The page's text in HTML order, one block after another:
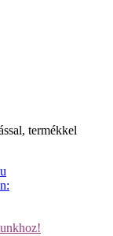
termékkel